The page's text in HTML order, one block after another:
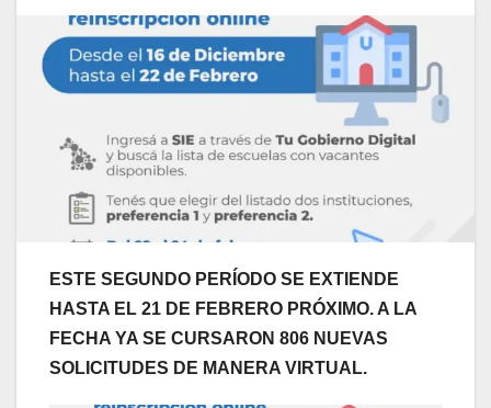
ESTE SEGUNDO PERÍODO SE EXTIENDE
HASTA EL 21 DE FEBRERO PRÓXIMO. A LA
FECHA YA SE CURSARON 806 NUEVAS
SOLICITUDES DE MANERA VIRTUAL.